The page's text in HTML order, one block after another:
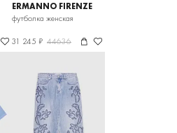
ERMANNO FIRENZE
футболка женская
31 245 ₽ 44636